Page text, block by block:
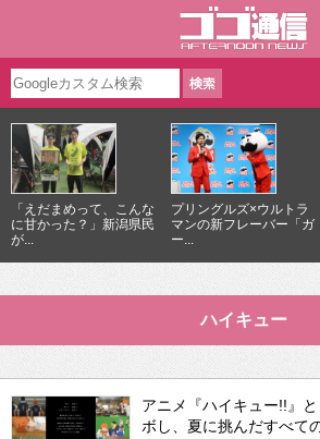
「えだまめって、こんな
に甘かった？」新潟県民
が...
プリングルズ×ウルトラ
マンの新フレーバー「ガ
ー...
ハイキュー
アニメ『ハイキュー!!』
ボし、夏に挑んだすべて